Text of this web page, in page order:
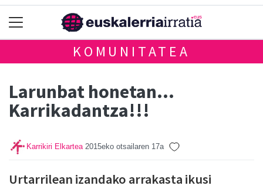
KOMUNITATEA
Larunbat honetan...
Karrikadantza!!!
Karrikiri Elkartea 2015eko otsailaren 17a
Urtarrilean izandako arrakasta ikusi